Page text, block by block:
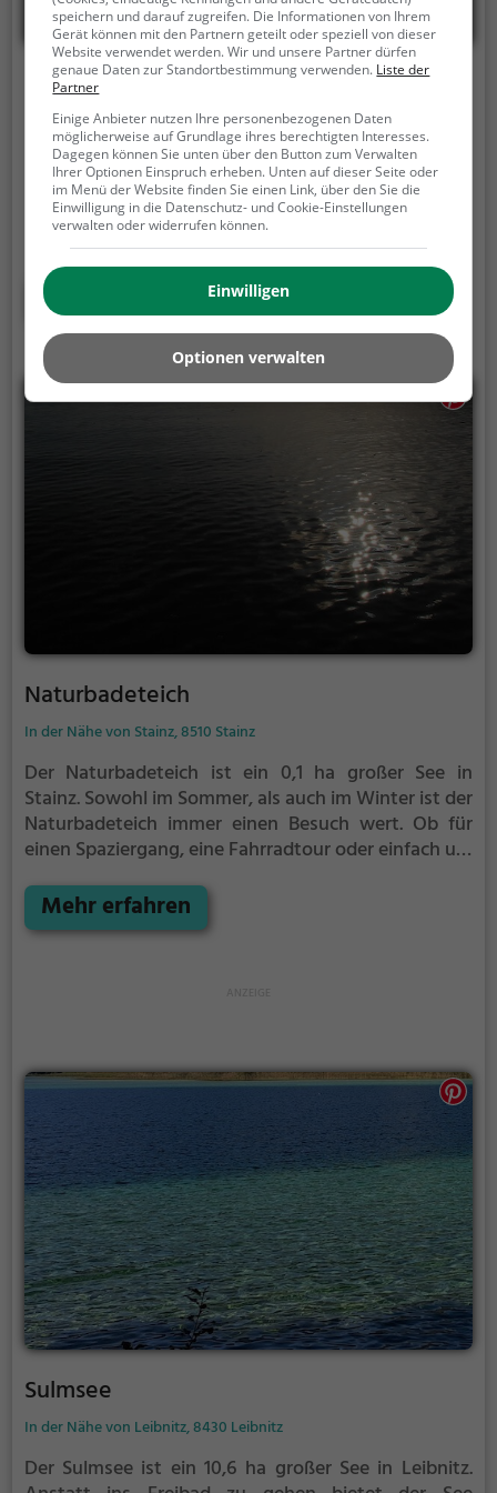
Schwarzlsee
Seering, 8141 Unterpremstätten
Der Schwarzlsee ist ein 46,3 ha großer See in
Unterpremstätten. Sowohl im Sommer, als auch im
Winter ist der Schwarzlsee immer einen Besuch wert.
Ob für einen Spaziergang, eine Fahrradtour oder
einfach um die Natur zu genießen - der Schwarzlsee
bietet zahlreiche Möglichkeiten für
Freizeitaktivitäten.
Mehr erfahren
Naturbadeteich
In der Nähe von Stainz, 8510 Stainz
Der Naturbadeteich ist ein 0,1 ha großer See in
Stainz.Sowohl im Sommer, als auch im Winter ist der
Naturbadeteich immer einen Besuch wert. Ob für
einen Spaziergang, eine Fahrradtour oder einfach um
zahlreiche Möglichkeiten für Freizeitaktivitäten.
Mehr erfahren
Sulmsee
In der Nähe von Leibnitz, 8430 Leibnitz
Der Sulmsee ist ein 10,6 ha großer See in Leibnitz.
speichern und darauf zugreifen. Die Informationen von Ihrem
Gerät können mit den Partnern geteilt oder speziell von dieser
Website verwendet werden. Wir und unsere Partner dürfen
genaue Daten zur Standortbestimmung verwenden. Liste der
Partner
Einige Anbieter nutzen Ihre personenbezogenen Daten
möglicherweise auf Grundlage ihres berechtigten Interesses.
Dagegen können Sie unten über den Button zum Verwalten
Ihrer Optionen Einspruch erheben. Unten auf dieser Seite oder
im Menü der Website finden Sie einen Link, über den Sie die
Einwilligung in die Datenschutz- und Cookie-Einstellungen
verwalten oder widerrufen können.
Einwilligen
Optionen verwalten